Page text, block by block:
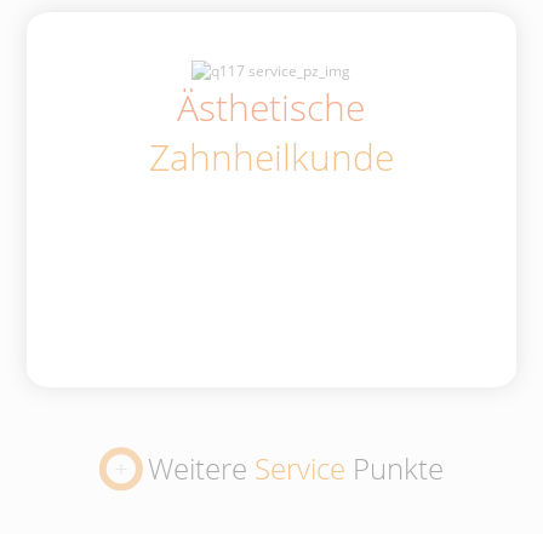
Ästhetische
Zahnheilkunde
Weitere Service Punkte